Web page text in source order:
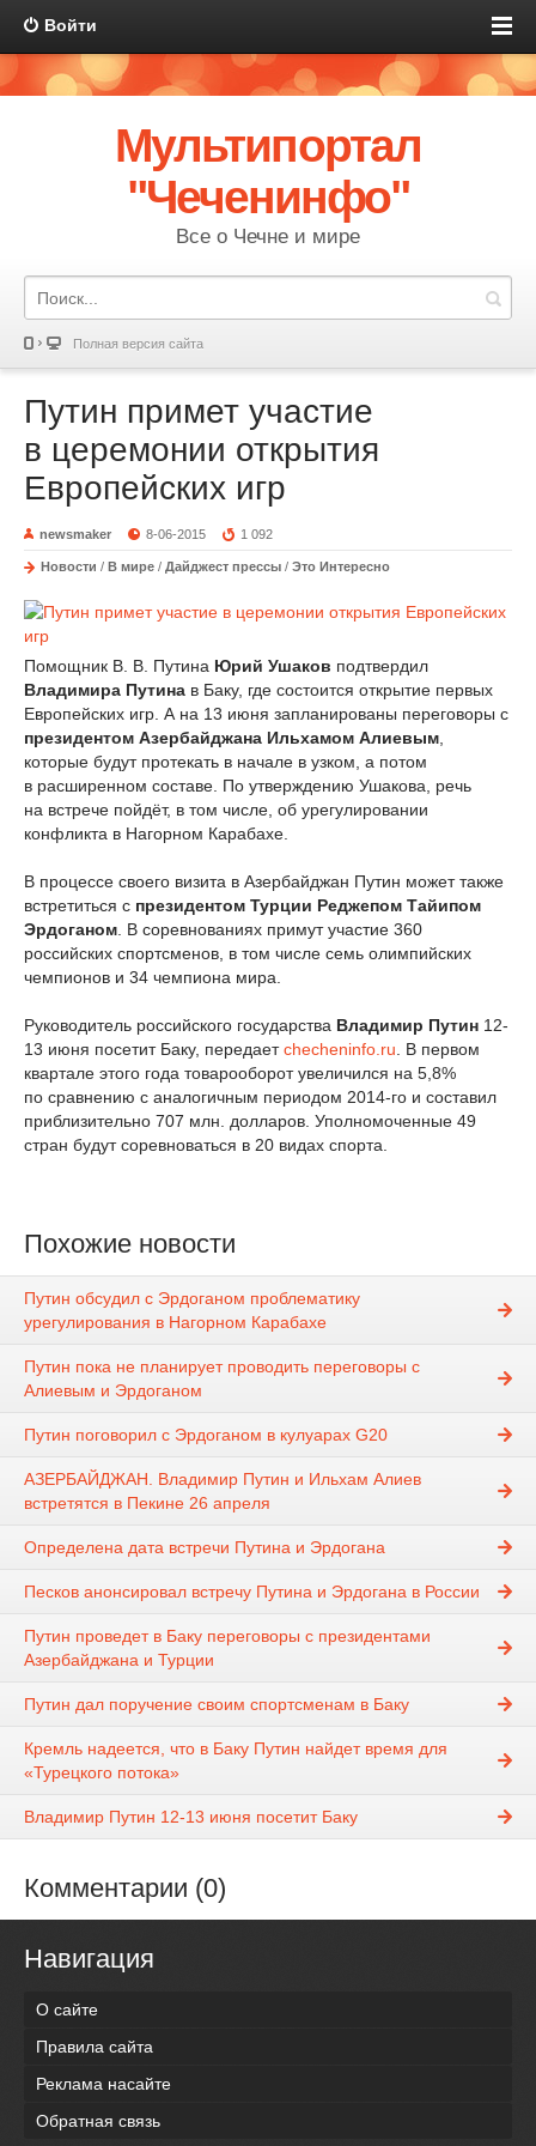
Войти
Мультипортал
"Чеченинфо"
Все о Чечне и мире
Полная версия сайта
Путин примет участие
в церемонии открытия
Европейских игр
newsmaker 8-06-2015 1 092
Новости / В мире / Дайджест прессы / Это Интересно
Помощник В. В. Путина Юрий Ушаков подтвердил
Владимира Путина в Баку, где состоится открытие первых
Европейских игр. А на 13 июня запланированы переговоры с
президентом Азербайджана Ильхамом Алиевым
которые будут протекать в начале в узком, а потом
в расширенном составе. По утверждению Ушакова, речь
на встрече пойдёт, в том числе, об урегулировании
конфликта в Нагорном Карабахе.
В процессе своего визита в Азербайджан Путин может также
встретиться с президентом Турции Реджепом Тайипом
Эрдоганом . В соревнованиях примут участие 360
российских спортсменов, в том числе семь олимпийских
чемпионов и 34 чемпиона мира.
Руководитель российского государства Владимир Путин 12-
13 июня посетит Баку, передаетchecheninfo.ru . В первом
квартале этого года товарооборот увеличился на 5,8%
по сравнению с аналогичным периодом 2014-го и составил
приблизительно 707 млн. долларов. Уполномоченные 49
стран будут соревноваться в 20 видах спорта.
Похожие новости
Путин обсудил с Эрдоганом проблематику
урегулирования в Нагорном Карабахе
Путин пока не планирует проводить переговоры с
Алиевым и Эрдоганом
Путин поговорил с Эрдоганом в кулуарах G20
АЗЕРБАЙДЖАН. Владимир Путин и Ильхам Алиев
встретятся в Пекине 26 апреля
Определена дата встречи Путина и Эрдогана
Песков анонсировал встречу Путина и Эрдогана в России
Путин проведет в Баку переговоры с президентами
Азербайджана и Турции
Путин дал поручение своим спортсменам в Баку
Кремль надеется, что в Баку Путин найдет время для
«Турецкого потока»
Владимир Путин 12-13 июня посетит Баку
Комментарии (0)
Навигация
О сайте
Правила сайта
Реклама насайте
Обратная связь